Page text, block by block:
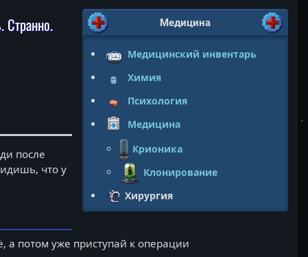
Медицина
Медицинский инвентарь
Химия
Психология
Медицина
Крионика
Клонирование
Хирургия
после
что у
потом уже приступай к операции